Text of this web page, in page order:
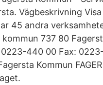
Vägbeskrivning
45 andra
737 80
440 00 Fax:
Kommun